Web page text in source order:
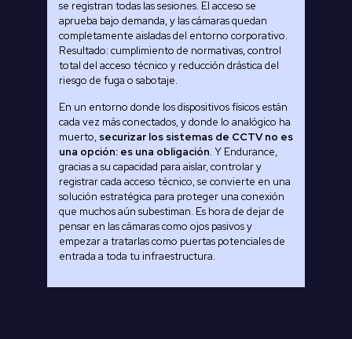
se registran todas las sesiones. El acceso se
aprueba bajo demanda, y las cámaras quedan
completamente aisladas del entorno corporativo.
Resultado: cumplimiento de normativas, control
total del acceso técnico y reducción drástica del
riesgo de fuga o sabotaje.
En un entorno donde los dispositivos físicos están
cada vez más conectados, y donde lo analógico ha
muerto, securizar los sistemas de CCTV no es
una opción: es una obligación. Y Endurance,
gracias a su capacidad para aislar, controlar y
registrar cada acceso técnico, se convierte en una
solución estratégica para proteger una conexión
que muchos aún subestiman. Es hora de dejar de
pensar en las cámaras como ojos pasivos y
empezar a tratarlas como puertas potenciales de
entrada a toda tu infraestructura.